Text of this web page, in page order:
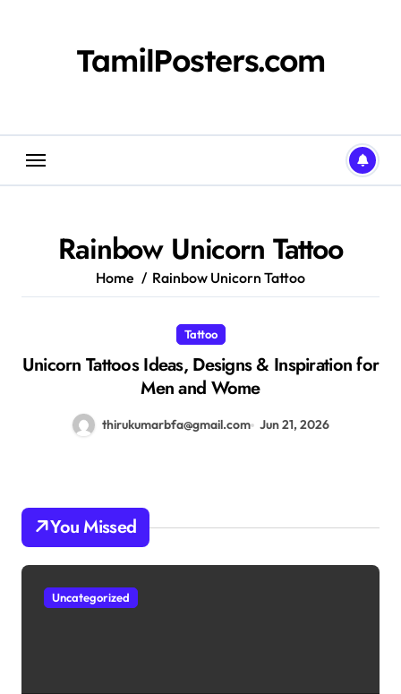
TamilPosters.com
Rainbow Unicorn Tattoo
Home Rainbow Unicorn Tattoo
Tattoo
Unicorn Tattoos Ideas, Designs & Inspiration for
Men and Wome
thirukumarbfa@gmail.com Jun 21, 2026
You Missed
Uncategorized